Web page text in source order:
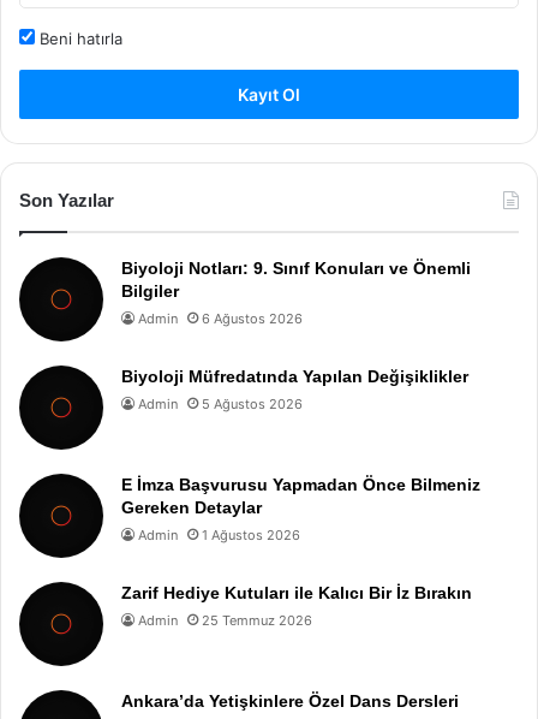
Beni hatırla
Kayıt Ol
Son Yazılar
Biyoloji Notları: 9. Sınıf Konuları ve Önemli
Bilgiler
Admin 6 Ağustos 2026
Biyoloji Müfredatında Yapılan Değişiklikler
Admin 5 Ağustos 2026
E İmza Başvurusu Yapmadan Önce Bilmeniz
Gereken Detaylar
Admin 1 Ağustos 2026
Zarif Hediye Kutuları ile Kalıcı Bir İz Bırakın
Admin 25 Temmuz 2026
Ankara’da Yetişkinlere Özel Dans Dersleri